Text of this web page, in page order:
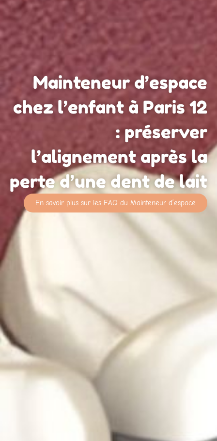
Mainteneur d’espace
chez l’enfant à Paris 12
: préserver
l’alignement après la
perte d’une dent de lait
En savoir plus sur les FAQ du Mainteneur d’espace